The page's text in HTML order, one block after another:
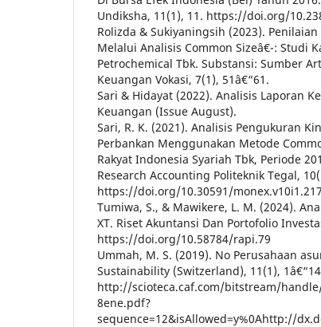
Undiksha, 11(1), 11. https://doi.org/
Rolizda & Sukiyaningsih (2023).
Melalui Analisis Common Sizeâ€¯: Studi
Petrochemical Tbk. Substansi: Sumber
Keuangan Vokasi, 7(1), 51â€“61.
Sari & Hidayat (2022). Analisis Laporan
Keuangan (Issue August).
Sari, R. K. (2021). Analisis Pengukuran
Perbankan Menggunakan Metode
Rakyat Indonesia Syariah Tbk, Periode
Research Accounting Politeknik Tegal,
https://doi.org/10.30591/
Tumiwa, S., & Mawikere, L. M. (2024).
XT. Riset Akuntansi Dan Portofolio
https://doi.org/10.58784/rapi.79
Ummah, M. S. (2019). No Perusahaan
Sustainability (Switzerland), 11(1),
http://scioteca.caf.com/bitstream/
8ene.pdf?
sequence=12&isAllowed=y%0Ahttp://